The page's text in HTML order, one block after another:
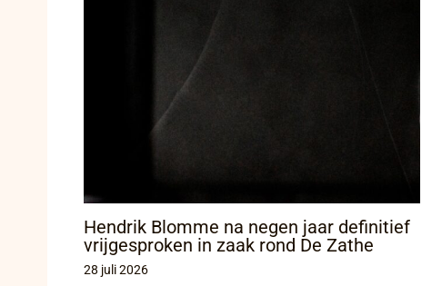
Hendrik Blomme na negen jaar definitief
vrijgesproken in zaak rond De Zathe
28 juli 2026